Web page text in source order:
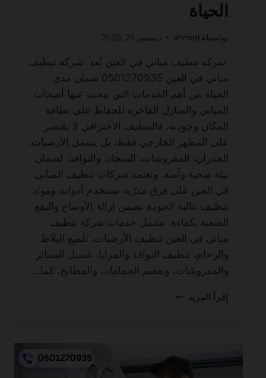
الحياة
بواسطة ahmed ديسمبر 21, 2025
شركة تنظيف مباني في العين تُعد شركة تنظيف
مباني في العين 0501270935 ضمان مدى
الحياة من أهم الخدمات التي يبحث عنها أصحاب
المباني والمنازل الفاخرة للحفاظ على نظافة
المكان وجودته. فالتنظيف الاحترافي لا يقتصر
على المظهر الخارجي فقط، بل يشمل الأرضيات،
الجدران، المفروشات، السجاد، والنوافذ، لضمان
بيئة صحية وآمنة. وتعتمد شركات تنظيف المباني
في العين على فرق مدرّبة تستخدم أدوات ومواد
تنظيف عالية الجودة تضمن إزالة الأوساخ والبقع
الصعبة بكفاءة. تشمل خدمات شركة تنظيف
مباني في العين تنظيف الأرضيات، تلميع البلاط
والرخام، تنظيف النوافذ والمرايا، غسيل الستائر
والمفروشات، وتعقيم الحمامات والمطابخ. كما…
إقرأ المزيد شركة
0501270935